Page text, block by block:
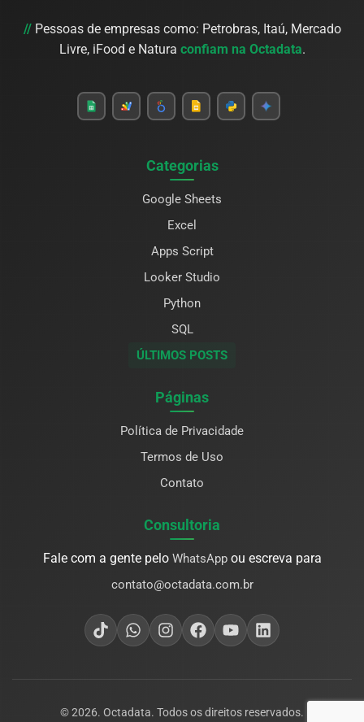
//Pessoas de empresas como: Petrobras, Itaú, Mercado
Livre, iFood e Natura confiam na Octadata.
Categorias
Google Sheets
Excel
Apps Script
Looker Studio
Python
SQL
ÚLTIMOS POSTS
Páginas
Política de Privacidade
Termos de Uso
Contato
Consultoria
Fale com a gente pelo WhatsAppou escreva para
contato@octadata.com.br
© 2026. Octadata. Todos os direitos reservados.